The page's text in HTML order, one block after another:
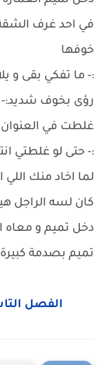
في احد غرف
خوفها
:- ما تفكي بقى و
رؤى بخوف شديد:-
غلطت في
:- حتى لو غلطتي
لما اخاد منك اللي
كان لسه الراجل
دخل تميم و معاه
تميم بصدمة
الفصل